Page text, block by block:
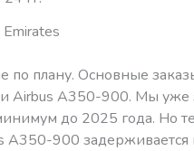
по плану. Основные
Airbus A350-900. Мы уже
до 2025 года. Но
A350-900